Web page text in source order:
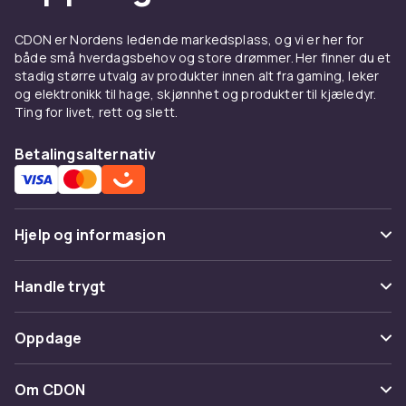
varme oghighlighterfor glød. Bestill
foundation og concealer på CDON for trygg
handel og rask levering.
CDON er Nordens ledende markedsplass, og vi er her for
både små hverdagsbehov og store drømmer. Her finner du et
stadig større utvalg av produkter innen alt fra gaming, leker
og elektronikk til hage, skjønnhet og produkter til kjæledyr.
Ting for livet, rett og slett.
Betalingsalternativ
Hjelp og informasjon
Vanlige spørsmål
Spor pakke
Angre & returner her
Kontakt oss
Handle trygt
Betaling
Levering
Oppdage
Kategorier
Om CDON